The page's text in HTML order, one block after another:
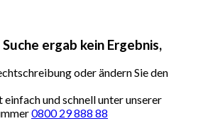
ergab kein Ergebnis,
oder ändern Sie den
und schnell unter unserer
0800 29 888 88